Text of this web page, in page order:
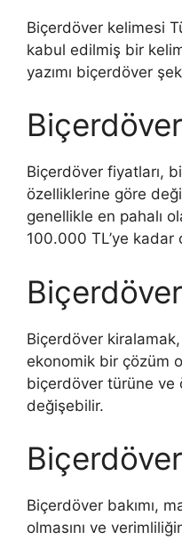
Biçerdöver kelimesi
kabul edilmiş bir
yazımı biçerdöver
Biçerdöver fiyatları,
özelliklerine göre
genellikle en pahalı
100.000 TL’ye kadar
Biçerdöver
ekonomik bir çözüm
biçerdöver türüne ve
değişebilir.
Biçerdöver
Biçerdöver bakımı,
olmasını ve